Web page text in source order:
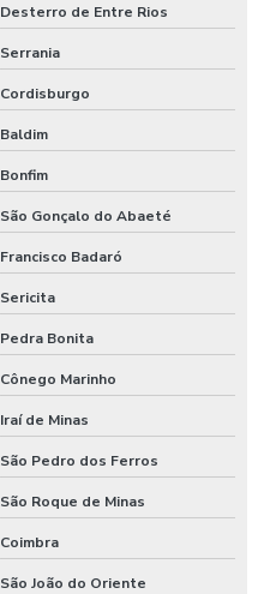
Desterro de Entre Rios
Serrania
Cordisburgo
Baldim
Bonfim
São Gonçalo do Abaeté
Francisco Badaró
Sericita
Pedra Bonita
Cônego Marinho
Iraí de Minas
São Pedro dos Ferros
São Roque de Minas
Coimbra
São João do Oriente